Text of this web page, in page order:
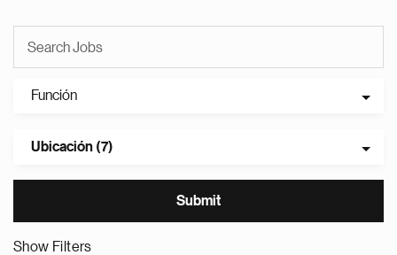
Función
Ubicación (7)
Show Filters